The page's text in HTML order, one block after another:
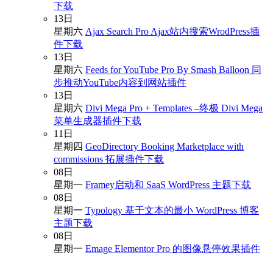
下载
13日
星期六 Ajax Search Pro Ajax站内搜索WrodPress插
件下载
13日
星期六 Feeds for YouTube Pro By Smash Balloon 同
步推动YouTube内容到网站插件
13日
星期六 Divi Mega Pro + Templates –终极 Divi Mega
菜单生成器插件下载
11 日
星期四 GeoDirectory Booking Marketplace with
commissions 拓展插件下载
08日
星期一 Framey启动和 SaaS WordPress 主题下载
08日
星期一 Typology 基于文本的最小 WordPress 博客
主题下载
08日
星期一 Emage Elementor Pro 的图像悬停效果插件